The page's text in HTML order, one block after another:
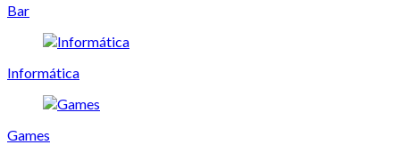
Bar
Informática
Games